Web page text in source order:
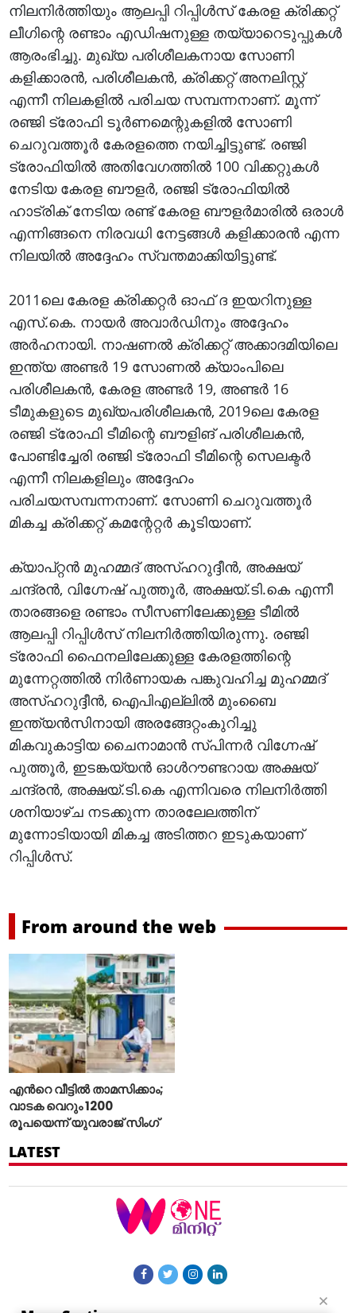
നിലനിര്‍ത്തിയും ആലപ്പി റിപ്പിള്‍സ് കേരള ക്രിക്കറ്റ്
ലീഗിന്റെ രണ്ടാം എഡിഷനുള്ള തയ്യാറെടുപ്പുകൾ
ആരംഭിച്ചു. മുഖ്യ പരിശീലകനായ സോണി
കളിക്കാരന്‍, പരിശീലകന്‍, ക്രിക്കറ്റ് അനലിസ്റ്റ്
എന്നീ നിലകളില്‍ പരിചയ സമ്പന്നനാണ്. മൂന്ന്
രഞ്ജി ട്രോഫി ടൂര്‍ണമെന്റുകളില്‍ സോണി
ചെറുവത്തൂര്‍ കേരളത്തെ നയിച്ചിട്ടുണ്ട്. രഞ്ജി
ട്രോഫിയില്‍ അതിവേഗത്തില്‍ 100 വിക്കറ്റുകള്‍
നേടിയ കേരള ബൗളര്‍, രഞ്ജി ട്രോഫിയില്‍
ഹാട്രിക് നേടിയ രണ്ട് കേരള ബൗളര്‍മാരില്‍ ഒരാള്‍
എന്നിങ്ങനെ നിരവധി നേട്ടങ്ങള്‍ കളിക്കാരന്‍ എന്ന
നിലയില്‍ അദ്ദേഹം സ്വന്തമാക്കിയിട്ടുണ്ട്.
2011ലെ കേരള ക്രിക്കറ്റര്‍ ഓഫ് ദ ഇയറിനുള്ള
എസ്.കെ. നായര്‍ അവാര്‍ഡിനും അദ്ദേഹം
അര്‍ഹനായി. നാഷണല്‍ ക്രിക്കറ്റ് അക്കാദമിയിലെ
ഇന്ത്യ അണ്ടര്‍ 19 സോണല്‍ ക്യാംപിലെ
പരിശീലകന്‍, കേരള അണ്ടര്‍ 19, അണ്ടര്‍ 16
ടീമുകളുടെ മുഖ്യപരിശീലകന്‍, 2019ലെ കേരള
രഞ്ജി ട്രോഫി ടീമിന്റെ ബൗളിങ് പരിശീലകന്‍,
പോണ്ടിച്ചേരി രഞ്ജി ട്രോഫി ടീമിന്റെ സെലക്ടര്‍
എന്നീ നിലകളിലും അദ്ദേഹം
പരിചയസമ്പന്നനാണ്. സോണി ചെറുവത്തൂര്‍
മികച്ച ക്രിക്കറ്റ് കമന്റേറ്റര്‍ കൂടിയാണ്.
ക്യാപ്റ്റന്‍ മുഹമ്മദ് അസ്ഹറുദ്ദീന്‍, അക്ഷയ്
ചന്ദ്രന്‍, വിഗ്നേഷ് പുത്തൂര്‍, അക്ഷയ്.ടി.കെ എന്നീ
താരങ്ങളെ രണ്ടാം സീസണിലേക്കുള്ള ടീമില്‍
ആലപ്പി റിപ്പിള്‍സ് നിലനിര്‍ത്തിയിരുന്നു. രഞ്ജി
ട്രോഫി ഫൈനലിലേക്കുള്ള കേരളത്തിന്റെ
മുന്നേറ്റത്തില്‍ നിര്‍ണായക പങ്കുവഹിച്ച മുഹമ്മദ്
അസ്ഹറുദ്ദീന്‍, ഐപിഎല്ലില്‍ മുംബൈ
ഇന്ത്യന്‍സിനായി അരങ്ങേറ്റംകുറിച്ചു
മികവുകാട്ടിയ ചൈനാമാന്‍ സ്പിന്നര്‍ വിഗ്നേഷ്
പുത്തൂര്‍, ഇടങ്കയ്യന്‍ ഓള്‍റൗണ്ടറായ അക്ഷയ്
ചന്ദ്രന്‍, അക്ഷയ്.ടി.കെ എന്നിവരെ നിലനിര്‍ത്തി
ശനിയാഴ്ച നടക്കുന്ന താരലേലത്തിന്
മുന്നോടിയായി മികച്ച അടിത്തറ ഇടുകയാണ്
റിപ്പിള്‍സ്.
From around the web
എന്‍റെ വീട്ടില്‍ താമസിക്കാം;
വാടക വെറും 1200
രൂപയെന്ന് യുവരാജ് സിംഗ്
LATEST